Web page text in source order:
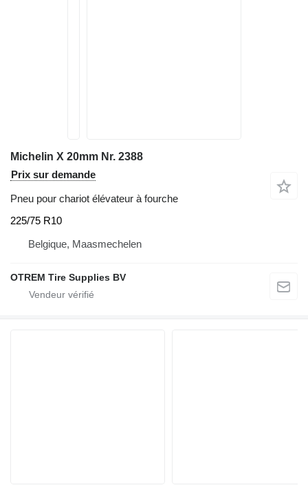
Michelin X 20mm Nr. 2388
Prix sur demande
Pneu pour chariot élévateur à fourche
225/75 R10
Belgique, Maasmechelen
OTREM Tire Supplies BV